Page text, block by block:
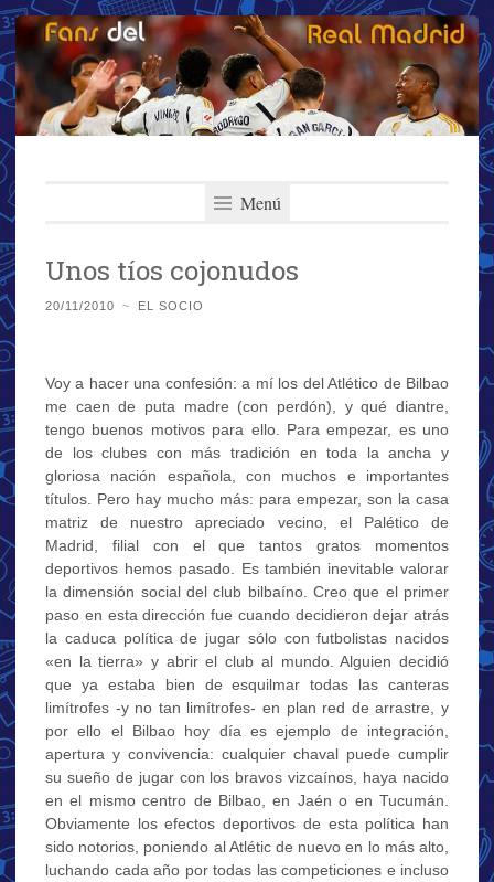
Menú
Unos tíos cojonudos
20/11/2010 ~ EL SOCIO
Voy a hacer una confesión: a mí los del Atlético de Bilbao
me caen de puta madre (con perdón), y qué diantre,
tengo buenos motivos para ello. Para empezar, es uno
de los clubes con más tradición en toda la ancha y
gloriosa nación española, con muchos e importantes
títulos. Pero hay mucho más: para empezar, son la casa
matriz de nuestro apreciado vecino, el Palético de
Madrid, filial con el que tantos gratos momentos
deportivos hemos pasado. Es también inevitable valorar
la dimensión social del club bilbaíno. Creo que el primer
paso en esta dirección fue cuando decidieron dejar atrás
la caduca política de jugar sólo con futbolistas nacidos
«en la tierra» y abrir el club al mundo. Alguien decidió
que ya estaba bien de esquilmar todas las canteras
limítrofes -y no tan limítrofes- en plan red de arrastre, y
por ello el Bilbao hoy día es ejemplo de integración,
apertura y convivencia: cualquier chaval puede cumplir
su sueño de jugar con los bravos vizcaínos, haya nacido
en el mismo centro de Bilbao, en Jaén o en Tucumán.
Obviamente los efectos deportivos de esta política han
sido notorios, poniendo al Atlétic de nuevo en lo más alto,
luchando cada año por todas las competiciones e incluso